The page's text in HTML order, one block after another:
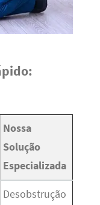
Nossa
Solução
Especializada
Desobstrução